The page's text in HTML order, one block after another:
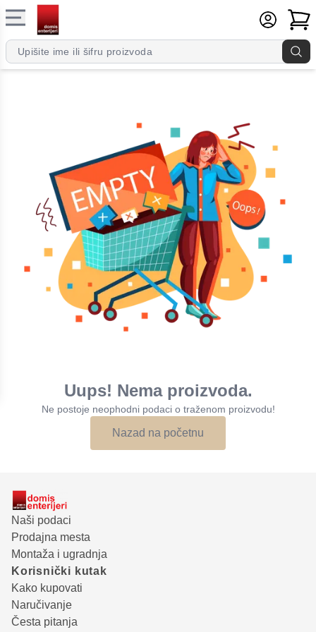
Uups! Nema proizvoda.
Ne postoje neophodni podaci o traženom proizvodu!
Nazad na početnu
Naši podaci
Prodajna mesta
Montaža i ugradnja
Korisnički kutak
Kako kupovati
Naručivanje
Česta pitanja